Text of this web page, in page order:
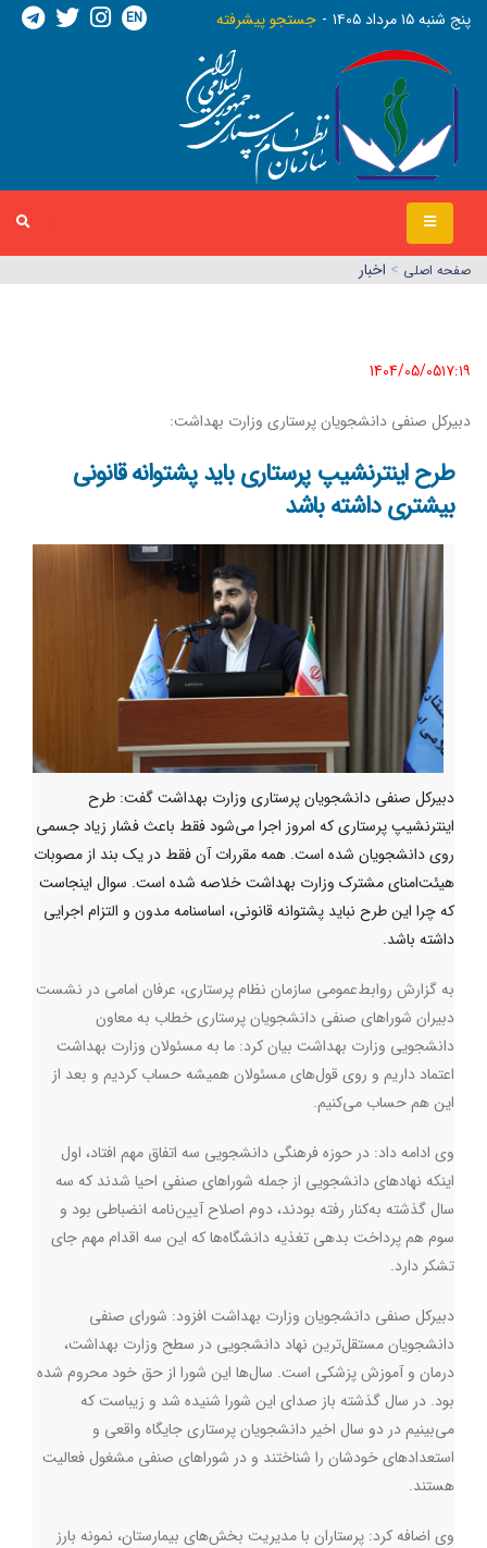
پنج شنبه ١٥ مرداد ١٤٠٥ جستجو پیشرفته EN
صفحه اصلي > اخبار
1404/05/05١٧:١٩
دبیرکل صنفی دانشجویان پرستاری وزارت بهداشت:
طرح اینترنشیپ پرستاری باید پشتوانه قانونی
بیشتری داشته باشد
دبیرکل صنفی دانشجویان پرستاری وزارت بهداشت گفت: طرح
اینترنشیپ پرستاری که امروز اجرا می‌شود فقط باعث فشار زیاد جسمی
روی دانشجویان شده است. همه مقررات آن فقط در یک بند از مصوبات
هیئت‌امنای مشترک وزارت بهداشت خلاصه شده است. سوال اینجاست
که چرا این طرح نباید پشتوانه قانونی، اساسنامه مدون و التزام اجرایی
داشته باشد.
به‌ گزارش روابط‌عمومی سازمان نظام پرستاری، عرفان امامی در نشست
دبیران شوراهای صنفی دانشجویان پرستاری خطاب به معاون
دانشجویی وزارت بهداشت بیان کرد: ما به مسئولان وزارت بهداشت
اعتماد داریم و روی قول‌های مسئولان همیشه حساب کردیم و بعد از
این هم حساب می‌کنیم.
وی ادامه داد: در حوزه فرهنگی دانشجویی سه اتفاق مهم افتاد، اول
اینکه نهادهای دانشجویی از جمله شوراهای صنفی احیا شدند که سه
سال گذشته به‌کنار رفته بودند، دوم اصلاح آیین‌نامه انضباطی بود و
سوم هم پرداخت بدهی تغذیه دانشگاه‌ها که این سه اقدام مهم جای
تشکر دارد.
دبیرکل صنفی دانشجویان وزارت بهداشت افزود: شورای صنفی
دانشجویان مستقل‌ترین نهاد دانشجویی در سطح وزارت بهداشت،
درمان و آموزش پزشکی است. سال‌ها این شورا از حق خود محروم شده
بود. در سال گذشته باز صدای این شورا شنیده شد و زیباست که
می‌بینیم در دو سال اخیر دانشجویان پرستاری جایگاه واقعی و
استعدادهای خودشان را شناختند و در شوراهای صنفی مشغول فعالیت
هستند.
وی اضافه کرد:‌ پرستاران با مدیریت بخش‌های بیمارستان، نمونه بارز